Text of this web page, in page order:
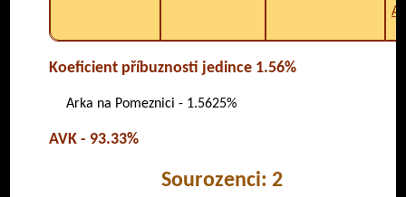
Koeficient příbuznosti jedince 1.56%
Arka na Pomeznici - 1.5625%
AVK - 93.33%
Sourozenci: 2